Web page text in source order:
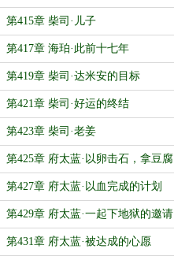
章终于进入四月了
第415章 柴司·儿子
第417章 海珀·此前十七年
第419章 柴司·达米安的目标
第421章 柴司·好运的终结
第423章 柴司·老姜
第425章 府太蓝·以卵击石，拿豆腐
撞车
第427章 府太蓝·以血完成的计划
第429章 府太蓝·一起下地狱的邀请
第431章 府太蓝·被达成的心愿